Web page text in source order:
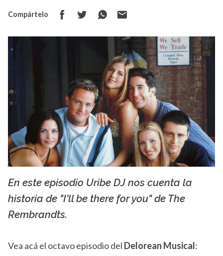
Compártelo
La X Más Música
En este episodio Uribe DJ nos cuenta la
historia de "I'll be there for you" de The
Rembrandts.
Vea acá el octavo episodio del Delorean Musical: